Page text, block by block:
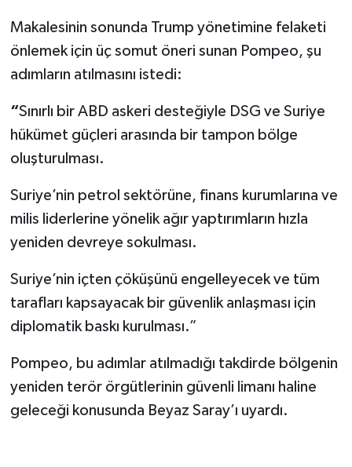
Makalesinin sonunda Trump yönetimine felaketi
önlemek için üç somut öneri sunan Pompeo, şu
adımların atılmasını istedi:
“Sınırlı bir ABD askeri desteğiyle DSG ve Suriye
hükümet güçleri arasında bir tampon bölge
oluşturulması.
Suriye’nin petrol sektörüne, finans kurumlarına ve
milis liderlerine yönelik ağır yaptırımların hızla
yeniden devreye sokulması.
Suriye’nin içten çöküşünü engelleyecek ve tüm
tarafları kapsayacak bir güvenlik anlaşması için
diplomatik baskı kurulması.”
Pompeo, bu adımlar atılmadığı takdirde bölgenin
yeniden terör örgütlerinin güvenli limanı haline
geleceği konusunda Beyaz Saray’ı uyardı.